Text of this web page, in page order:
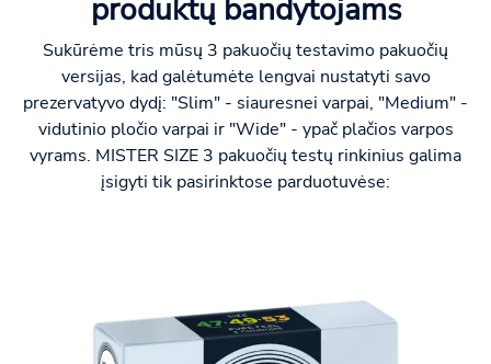
produktų bandytojams
Sukūrėme tris mūsų 3 pakuočių testavimo pakuočių
versijas, kad galėtumėte lengvai nustatyti savo
prezervatyvo dydį: "Slim" - siauresnei varpai, "Medium" -
vidutinio pločio varpai ir "Wide" - ypač plačios varpos
vyrams. MISTER SIZE 3 pakuočių testų rinkinius galima
įsigyti tik pasirinktose parduotuvėse: